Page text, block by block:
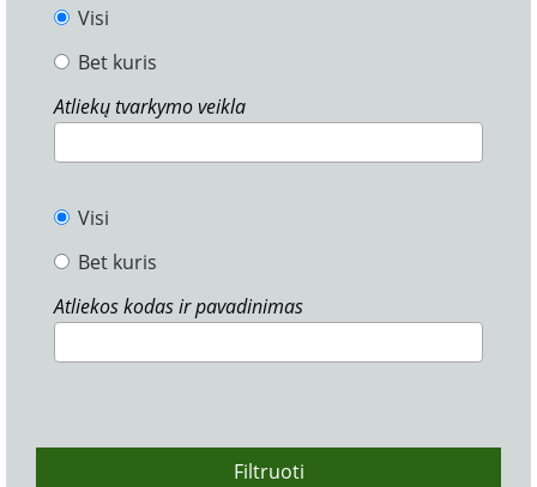
Visi
Bet kuris
Atliekų tvarkymo veikla
Visi
Bet kuris
Atliekos kodas ir pavadinimas
Filtruoti